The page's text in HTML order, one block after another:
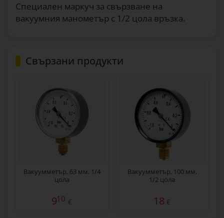
Специален маркуч за свързване на
вакуумния манометър с 1/2 цола връзка.
Свързани продукти
Вакуумметър, 63 мм, 1/4
цола
910 €
Вакуумметър, 100 мм,
1/2 цола
18 €